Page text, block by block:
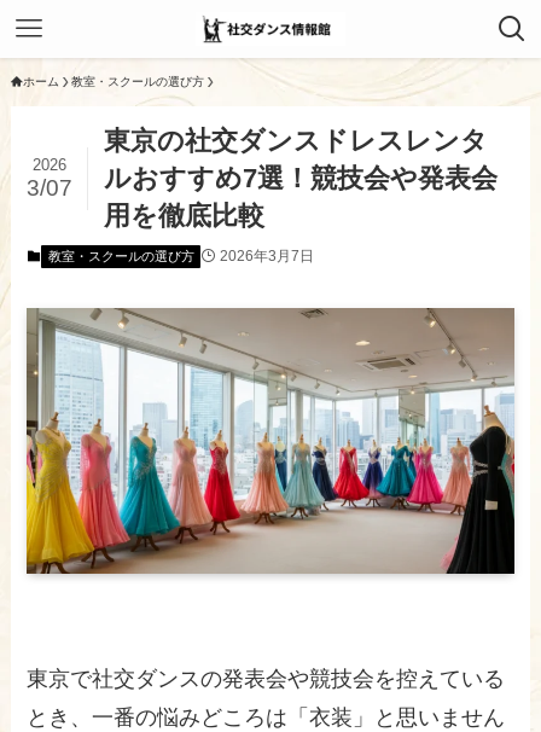
ホーム 教室・スクールの選び方
東京の社交ダンスドレスレンタ
ルおすすめ7選！競技会や発表会
用を徹底比較
2026
3/07
教室・スクールの選び方 2026年3月7日
東京で社交ダンスの発表会や競技会を控えている
とき、一番の悩みどころは「衣装」と思いません